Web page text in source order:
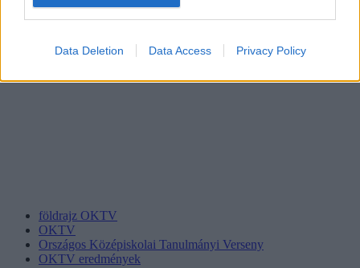
Data Deletion Data Access Privacy Policy
földrajz OKTV
OKTV
Országos Középiskolai Tanulmányi Verseny
OKTV eredmények